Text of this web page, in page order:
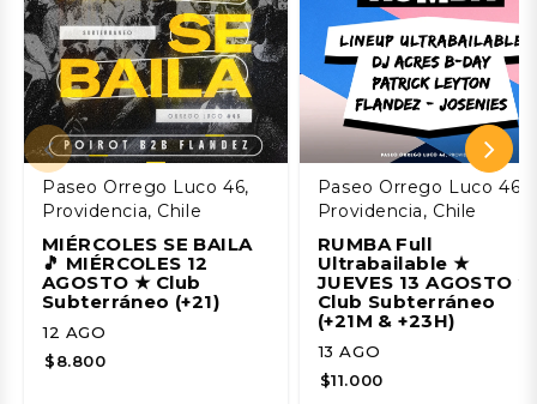
Paseo Orrego Luco 46,
Providencia, Chile
MIÉRCOLES SE BAILA
🎵 MIÉRCOLES 12
AGOSTO ★ Club
Subterráneo (+21)
12 AGO
$8.800
Paseo Orrego Luco 46,
Providencia, Chile
RUMBA Full
Ultrabailable ★
JUEVES 13 AGOSTO ★
Club Subterráneo
(+21M & +23H)
13 AGO
$11.000